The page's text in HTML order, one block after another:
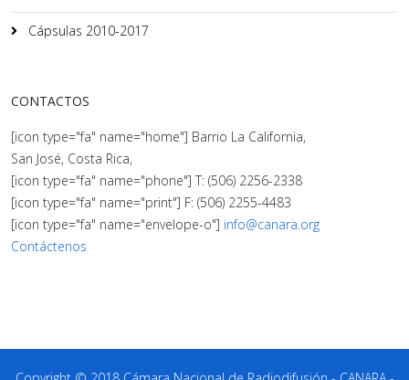
Cápsulas 2010-2017
CONTACTOS
[icon type="fa" name="home"] Barrio La California,
San José, Costa Rica,
[icon type="fa" name="phone"] T: (506) 2256-2338
[icon type="fa" name="print"] F: (506) 2255-4483
[icon type="fa" name="envelope-o"] info@canara.org
Contáctenos